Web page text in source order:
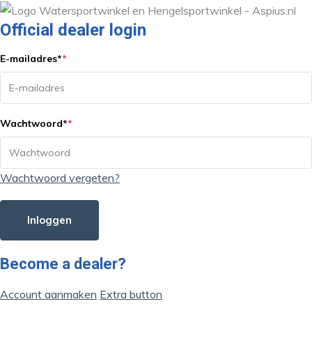
Official dealer login
E-mailadres**
Wachtwoord**
Wachtwoord vergeten?
Inloggen
Become a dealer?
Account aanmaken Extra button